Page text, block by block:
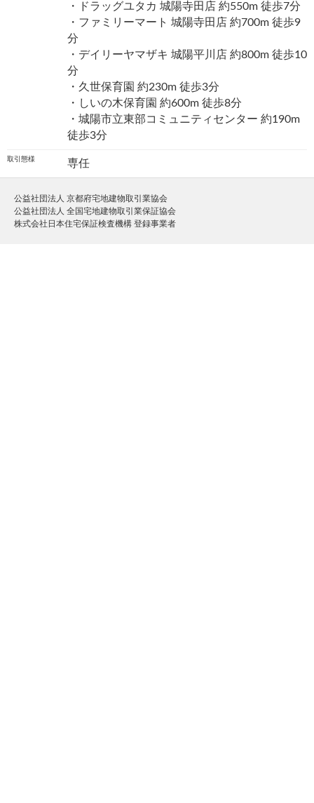
・ドラッグユタカ 城陽寺田店 約550m 徒歩7分
・ファミリーマート 城陽寺田店 約700m 徒歩9
分
・デイリーヤマザキ 城陽平川店 約800m 徒歩10
分
・久世保育園 約230m 徒歩3分
・しいの木保育園 約600m 徒歩8分
・城陽市立東部コミュニティセンター 約190m
徒歩3分
取引態様 専任
公益社団法人 京都府宅地建物取引業協会
公益社団法人 全国宅地建物取引業保証協会
株式会社日本住宅保証検査機構 登録事業者